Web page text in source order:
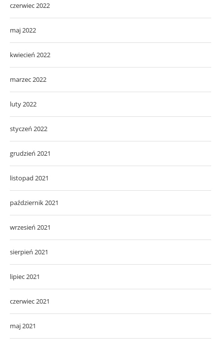
czerwiec 2022
maj 2022
kwiecień 2022
marzec 2022
luty 2022
styczeń 2022
grudzień 2021
listopad 2021
październik 2021
wrzesień 2021
sierpień 2021
lipiec 2021
czerwiec 2021
maj 2021